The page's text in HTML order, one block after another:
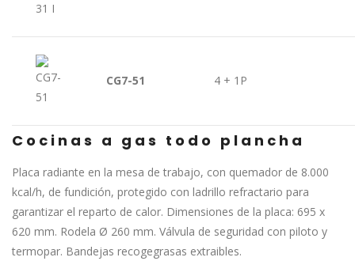
CG7-51 4 + 1P
Cocinas a gas todo plancha
Placa radiante en la mesa de trabajo, con quemador de 8.000
kcal/h, de fundición, protegido con ladrillo refractario para
garantizar el reparto de calor. Dimensiones de la placa: 695 x
620 mm. Rodela Ø 260 mm. Válvula de seguridad con piloto y
termopar. Bandejas recogegrasas extraibles.